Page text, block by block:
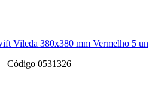
Vileda 380x380 mm Vermelho 5 un
Código 0531326